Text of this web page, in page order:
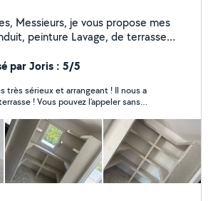
Messieurs, je vous propose mes
un message ou un mail je
En vous souhaitant à
! Cordialement, Monsieur Da
par Joris : 5/5
très sérieux et arrangeant ! Il nous a
l’appeler sans